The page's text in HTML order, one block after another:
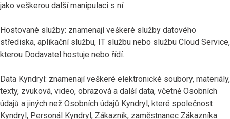
jako veškerou další manipulaci s ní.
Hostované služby: znamenají veškeré služby datového
střediska, aplikační službu, IT službu nebo službu Cloud Service,
kterou Dodavatel hostuje nebo řídí.
Data Kyndryl: znamenají veškeré elektronické soubory, materiály,
texty, zvuková, video, obrazová a další data, včetně Osobních
údajů a jiných než Osobních údajů Kyndryl, které společnost
Kyndryl, Personál Kyndryl, Zákazník, zaměstnanec Zákazníka